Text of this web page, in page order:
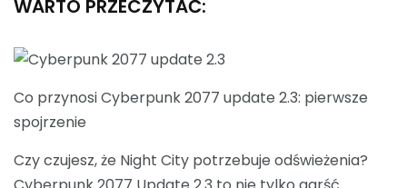
WARTO PRZECZYTAĆ:
Co przynosi Cyberpunk 2077 update 2.3: pierwsze
spojrzenie
Czy czujesz, że Night City potrzebuje odświeżenia?